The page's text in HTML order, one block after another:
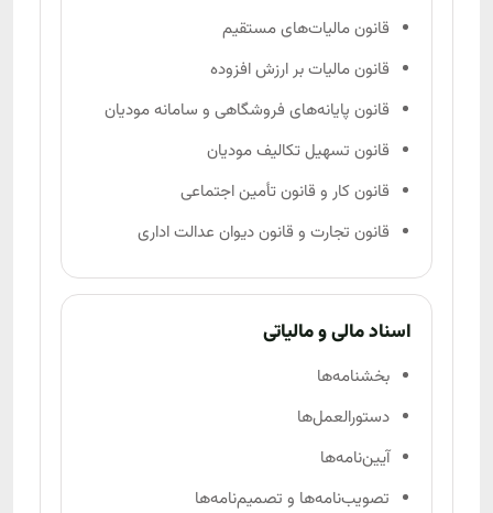
قانون مالیات‌های مستقیم
قانون مالیات بر ارزش افزوده
قانون پایانه‌های فروشگاهی و سامانه مودیان
قانون تسهیل تکالیف مودیان
قانون کار و قانون تأمین اجتماعی
قانون تجارت و قانون دیوان عدالت اداری
اسناد مالی و مالیاتی
بخشنامه‌ها
دستورالعمل‌ها
آیین‌نامه‌ها
تصویب‌نامه‌ها و تصمیم‌نامه‌ها